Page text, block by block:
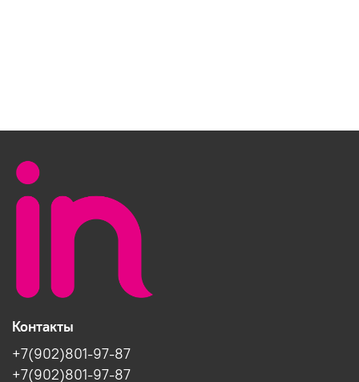
Контакты
+7(902)801-97-87
+7(902)801-97-87